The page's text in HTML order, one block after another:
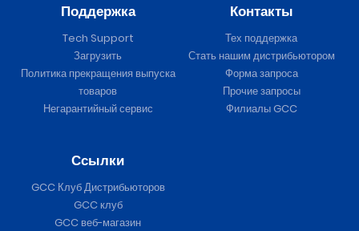
Поддержка
Tech Support
Загрузить
Политика прекращения выпуска
товаров
Негарантийный сервис
Контакты
Тех поддержка
Стать нашим дистрибьютором
Форма запроса
Прочие запросы
Филиалы GCC
Ссылки
GCC Клуб Дистрибьюторов
GCC клуб
GCC веб-магазин